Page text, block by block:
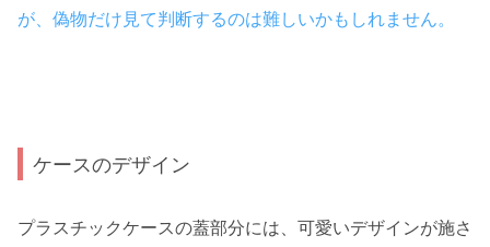
が、偽物だけ見て判断するのは難しいかもしれません。
ケースのデザイン
プラスチックケースの蓋部分には、可愛いデザインが施さ